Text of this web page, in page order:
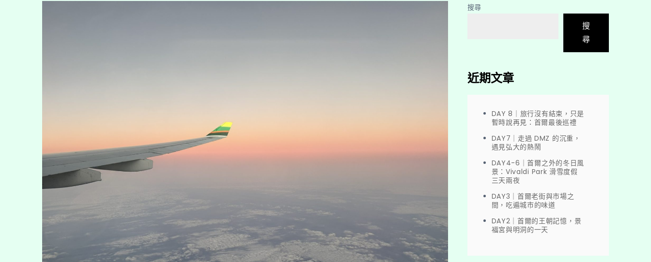
搜尋
搜
尋
近期文章
DAY 8｜旅行沒有結束，只是
暫時說再見：首爾最後巡禮
DAY7｜走過 DMZ 的沉重，
遇見弘大的熱鬧
DAY4-6｜首爾之外的冬日風
景：Vivaldi Park 滑雪度假
三天兩夜
DAY3｜首爾老街與市場之
間，吃遍城市的味道
DAY2｜首爾的王朝記憶，景
福宮與明洞的一天